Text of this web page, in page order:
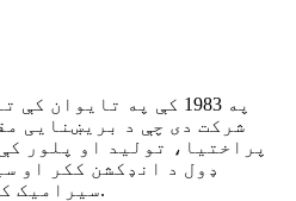
په 1983 کې په
شرکت دی چې د بریښنایی
پراختیا، تولید او پلور
ډول د انډکشن ککر او
سیرامیک ککر ترکیب فرنس تولیدوي.